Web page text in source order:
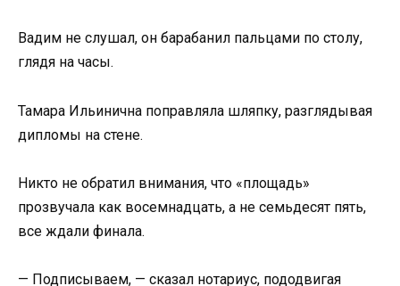
Вадим не слушал, он барабанил пальцами по столу,
глядя на часы.
Тамара Ильинична поправляла шляпку, разглядывая
дипломы на стене.
Никто не обратил внимания, что «площадь»
прозвучала как восемнадцать, а не семьдесят пять,
все ждали финала.
— Подписываем, — сказал нотариус, пододвигая